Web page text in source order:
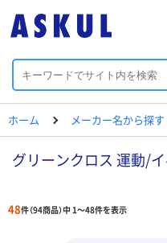
ホーム メーカー名から探す -
グリーンクロス 運動/
48件（94商品）中 1～48件を表示